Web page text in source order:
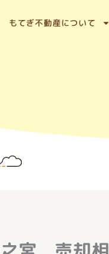
もてぎ不動産について